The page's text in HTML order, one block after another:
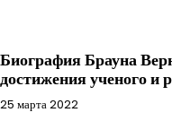
Биография Брауна
достижения ученого и
25 марта 2022